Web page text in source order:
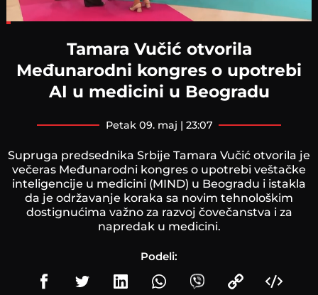
Tamara Vučić otvorila
Međunarodni kongres o upotrebi
AI u medicini u Beogradu
petak 09. maj | 23:07
Supruga predsednika Srbije Tamara Vučić otvorila je
večeras Međunarodni kongres o upotrebi veštačke
inteligencije u medicini (MIND) u Beogradu i istakla
da je održavanje koraka sa novim tehnološkim
dostignućima važno za razvoj čovečanstva i za
napredak u medicini.
Podeli: